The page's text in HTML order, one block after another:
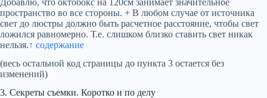
Добавлю, что октобокс на 120см занимает значительное
пространство во все стороны. + В любом случае от источника
свет до люстры должно быть расчетное расстояние, чтобы свет
ложился равномерно. Т.е. слишком близко ставить свет никак
нельзя.↑ содержание
(весь остальной код страницы до пункта 3 остается без
изменений)
3. Секреты съемки. Коротко и по делу